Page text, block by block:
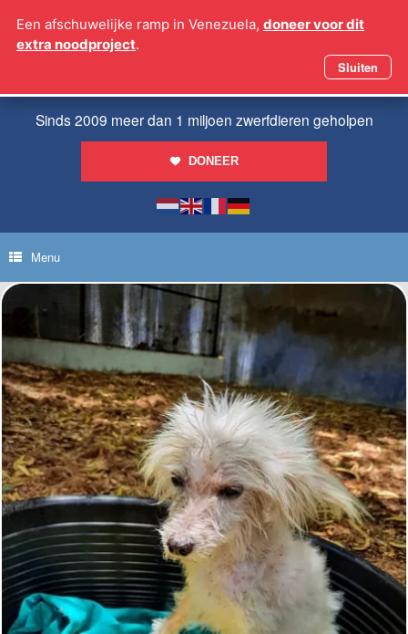
naar
Sinds 2009 meer dan 1 miljoen zwerfdieren geholpen
DONEER
Menu
Een afschuwelijke ramp in Venezuela, doneer voor dit
extra noodproject.
Sluiten